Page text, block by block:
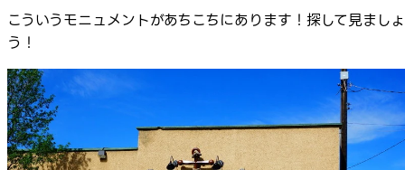
こういうモニュメントがあちこちにあります！探して見ましょ
う！